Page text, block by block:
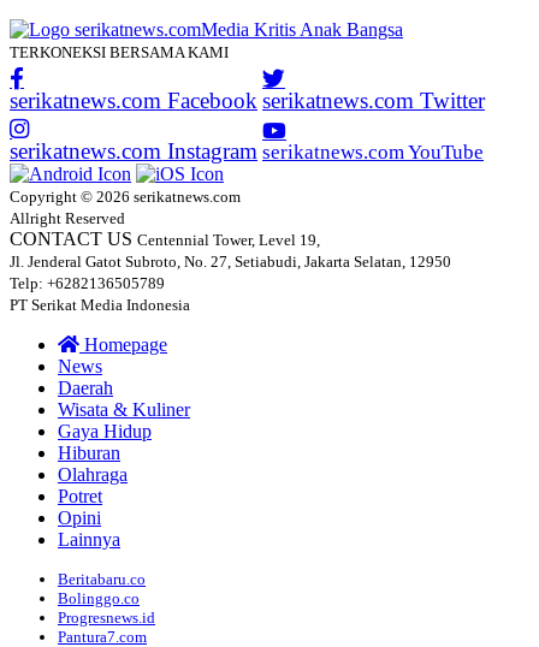
TERKONEKSI BERSAMA KAMI
serikatnews.com Facebook serikatnews.com Twitter
serikatnews.com Instagram serikatnews.com YouTube
Copyright © 2026 serikatnews.com
Allright Reserved
CONTACT US Centennial Tower, Level 19,
Jl. Jenderal Gatot Subroto, No. 27, Setiabudi, Jakarta Selatan, 12950
Telp: +6282136505789
PT Serikat Media Indonesia
Homepage
News
Daerah
Wisata & Kuliner
Gaya Hidup
Hiburan
Olahraga
Potret
Opini
Lainnya
Beritabaru.co
Bolinggo.co
Progresnews.id
Pantura7.com